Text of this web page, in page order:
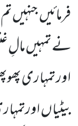
فرمائیں جنہیں
نے تمہیں مالِ
اور تمہاری
بیٹیاں